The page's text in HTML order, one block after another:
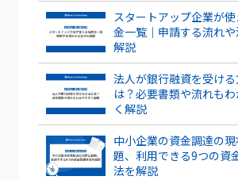
ット・デメリットを紹介
ストックオプションとは？仕
類、導入する手順・手続きを
スタートアップ企業が
金一覧｜申請する流れや
解説
法人が銀行融資を受ける
は？必要書類や流れも
く解説
中小企業の資金調達の
題、利用できる9つの資
法を解説